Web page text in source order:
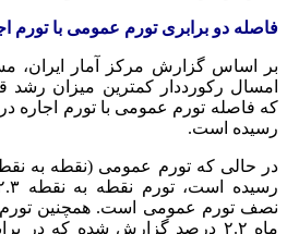
فاصله دو برابری تورم عمومی با تورم
بر اساس گزارش مرکز آمار ایران،
امسال رکورددار کمترین میزان
که فاصله تورم عمومی با تورم اجاره در
رسیده است.
نصف تورم عمومی است. همچنین تورم